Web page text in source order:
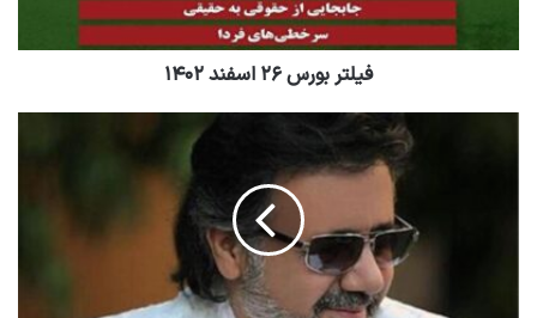
فیلتر بورس ۲۶ اسفند ۱۴۰۲